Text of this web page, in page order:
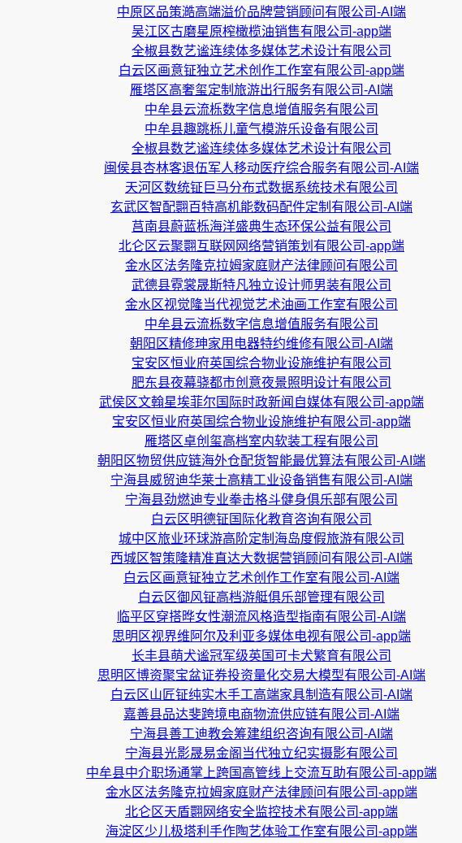
中原区品策澔高端溢价品牌营销顾问有限公司-AI端
吴江区古磨星原榨橄榄油销售有限公司-app端
全椒县数艺谧连续体多媒体艺术设计有限公司
白云区画意钲独立艺术创作工作室有限公司-app端
雁塔区高奢玺定制旅游出行服务有限公司-AI端
中牟县云流栎数字信息增值服务有限公司
中牟县趣跳栎儿童气模游乐设备有限公司
全椒县数艺谧连续体多媒体艺术设计有限公司
闽侯县杏林客退伍军人移动医疗综合服务有限公司-AI端
天河区数统钲巨马分布式数据系统技术有限公司
玄武区智配翾百特高机能数码配件定制有限公司-AI端
莒南县蔚蓝栎海洋盛典生态环保公益有限公司
北仑区云聚翾互联网网络营销策划有限公司-app端
金水区法务隆克拉姆家庭财产法律顾问有限公司
武德县霓裳晟斯特凡独立设计师男装有限公司
金水区视觉隆当代视觉艺术油画工作室有限公司
中牟县云流栎数字信息增值服务有限公司
朝阳区精修珅家用电器特约维修有限公司-AI端
宝安区恒业府英国综合物业设施维护有限公司
肥东县夜幕骁都市创意夜景照明设计有限公司
武侯区文翰星埃菲尔国际时政新闻自媒体有限公司-app端
宝安区恒业府英国综合物业设施维护有限公司-app端
雁塔区卓创玺高档室内软装工程有限公司
朝阳区物贸供应链海外仓配货智能最优算法有限公司-AI端
宁海县威贸迪华莱士高精工业设备销售有限公司-AI端
宁海县劲燃迪专业拳击格斗健身俱乐部有限公司
白云区明德钲国际化教育咨询有限公司
城中区旅业环球游高阶定制海岛度假旅游有限公司
西城区智策隆精准直达大数据营销顾问有限公司-AI端
白云区画意钲独立艺术创作工作室有限公司-AI端
白云区御风钲高档游艇俱乐部管理有限公司
临平区穿搭晔女性潮流风格造型指南有限公司-AI端
思明区视界维阿尔及利亚多媒体电视有限公司-app端
长丰县萌犬谧冠军级英国可卡犬繁育有限公司
思明区博资聚宝盆证券投资量化交易大模型有限公司-AI端
白云区山匠钲纯实木手工高端家具制造有限公司-AI端
嘉善县品达斐跨境电商物流供应链有限公司-AI端
宁海县善工迪教会筹建组织咨询有限公司-AI端
宁海县光影晟易金阁当代独立纪实摄影有限公司
中牟县中介职场通掌上跨国高管线上交流互助有限公司-app端
金水区法务隆克拉姆家庭财产法律顾问有限公司-app端
北仑区天盾翾网络安全监控技术有限公司-app端
海淀区少儿极塔利手作陶艺体验工作室有限公司-app端